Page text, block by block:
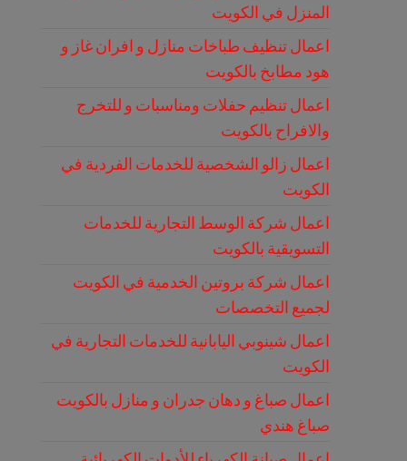
المنزل في الكويت
اعمال تنظيف طباخات منازل و افران غاز و
هود مطابخ بالكويت
اعمال تنظيم حفلات ومناسبات و للتخرج
والافراح بالكويت
اعمال زالو الشخصية للخدمات الفردية في
الكويت
اعمال شركة الوسط التجارية للخدمات
التسويقية بالكويت
اعمال شركة بروتين الخدمية في الكويت
لجميع التخصصات
اعمال شينوبي اليابانية للخدمات التجارية في
الكويت
اعمال صباغ و دهان جدران و منازل بالكويت
صباغ هندي